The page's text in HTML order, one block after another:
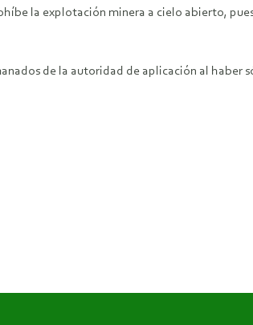
la explotación minera a cielo abierto,
de la autoridad de aplicación al haber